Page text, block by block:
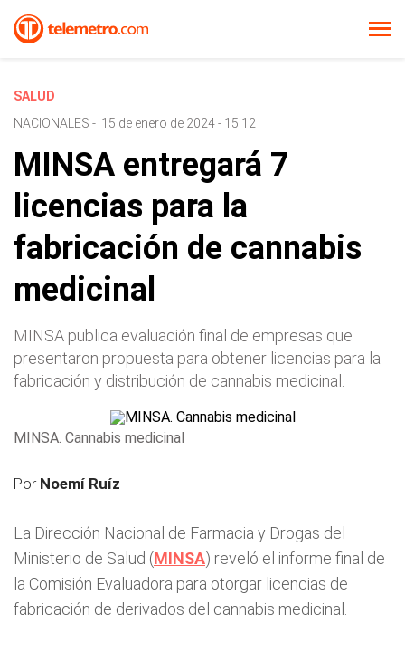
SALUD
NACIONALES - 15 de enero de 2024 - 15:12
MINSA entregará 7
licencias para la
fabricación de cannabis
medicinal
MINSA publica evaluación final de empresas que
presentaron propuesta para obtener licencias para la
fabricación y distribución de cannabis medicinal.
MINSA. Cannabis medicinal
Por Noemí Ruíz
La Dirección Nacional de Farmacia y Drogas del
Ministerio de Salud (MINSA) reveló el informe final de
la Comisión Evaluadora para otorgar licencias de
fabricación de derivados del cannabis medicinal.